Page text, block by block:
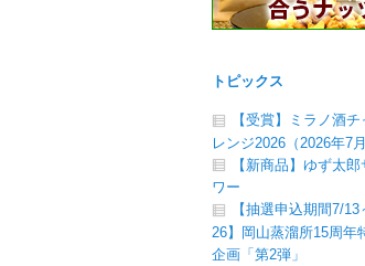
トピックス
【受賞】ミラノ酒チ
レンジ2026（2026年7月
【新商品】ゆず太郎
ワー
【抽選申込期間7/13
26】岡山蒸溜所15周年
企画「第2弾」